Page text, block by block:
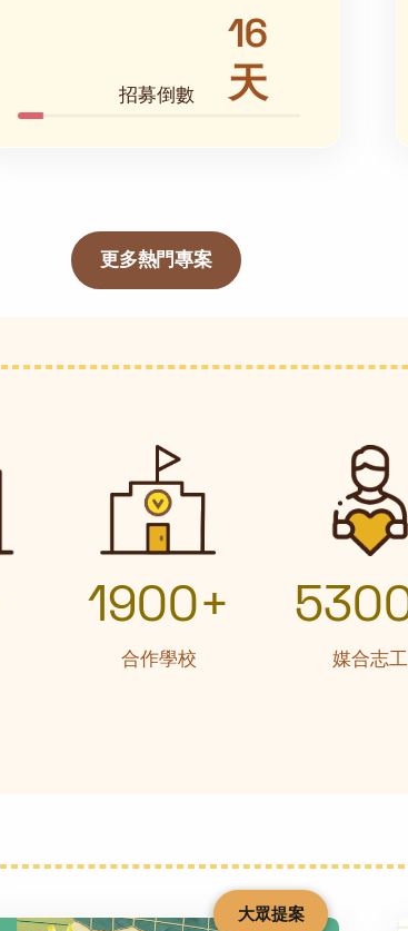
理解也悄悄扎根，最後成為孩子
招募倒數
16
天
更多熱門專案
1900+
合作學校 媒合志工
大眾提案